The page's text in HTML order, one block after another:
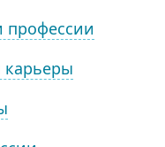
профессии
карьеры